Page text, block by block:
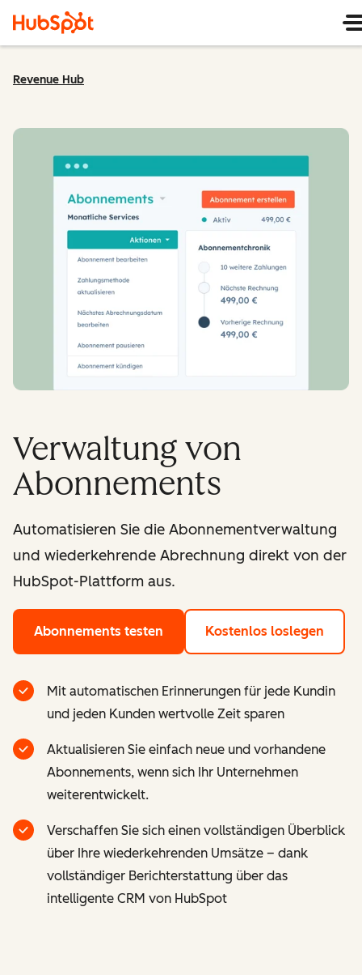
Revenue Hub
Verwaltung von
Abonnements
Automatisieren Sie die Abonnementverwaltung
und wiederkehrende Abrechnung direkt von der
HubSpot-Plattform aus.
Abonnements testen Kostenlos loslegen
Mit automatischen Erinnerungen für jede Kundin
und jeden Kunden wertvolle Zeit sparen
Aktualisieren Sie einfach neue und vorhandene
Abonnements, wenn sich Ihr Unternehmen
weiterentwickelt.
Verschaffen Sie sich einen vollständigen Überblick
über Ihre wiederkehrenden Umsätze – dank
vollständiger Berichterstattung über das
intelligente CRM von HubSpot